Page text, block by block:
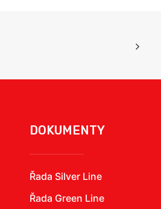
DOKUMENTY
Řada Silver Line
Řada Green Line